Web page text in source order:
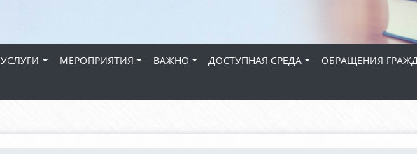
УСЛУГИ МЕРОПРИЯТИЯ ВАЖНО ДОСТУПНАЯ СРЕДА ОБРАЩЕНИЯ